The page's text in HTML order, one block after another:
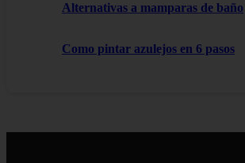
Alternativas a mamparas de baño
Como pintar azulejos en 6 pasos